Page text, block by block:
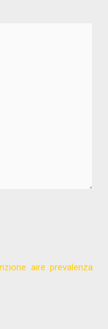
aire prevalenza